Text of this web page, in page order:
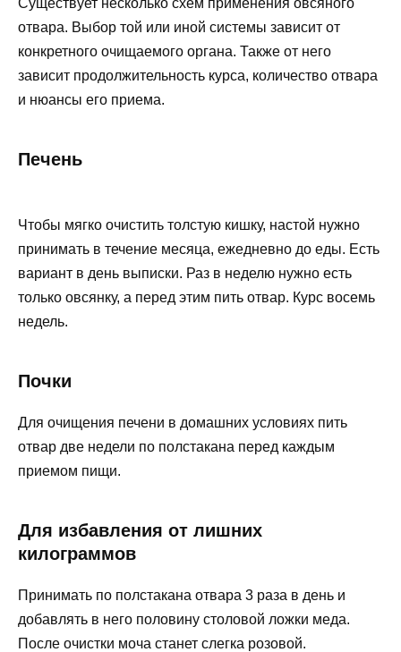
отвара. Выбор той или иной системы зависит от
конкретного очищаемого органа. Также от него
зависит продолжительность курса, количество отвара
и нюансы его приема.
Печень
Чтобы мягко очистить толстую кишку, настой нужно
принимать в течение месяца, ежедневно до еды. Есть
вариант в день выписки. Раз в неделю нужно есть
только овсянку, а перед этим пить отвар. Курс восемь
недель.
Почки
Для очищения печени в домашних условиях пить
отвар две недели по полстакана перед каждым
приемом пищи.
Для избавления от лишних
килограммов
Принимать по полстакана отвара 3 раза в день и
добавлять в него половину столовой ложки меда.
После очистки моча станет слегка розовой.